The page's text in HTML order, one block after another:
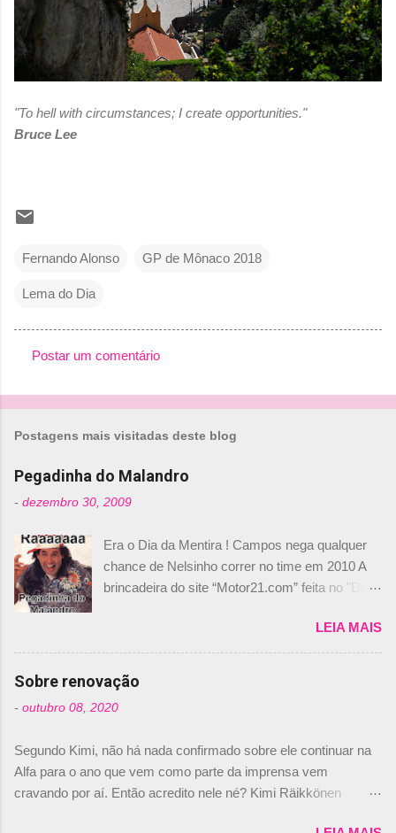
"To hell with circumstances; I create opportunities."
Bruce Lee
Fernando Alonso GP de Mônaco 2018
Lema do Dia
o
n
t
r
i
o
Postar um comentário
Postagens mais visitadas deste blog
Pegadinha do Malandro
- dezembro 30, 2009
Era o Dia da Mentira ! Campos nega qualquer
chance de Nelsinho correr no time em 2010 A
brincadeira do site “Motor21.com” feita no "Día
de abril –, afirmando que Nelson Piquet havia
comprado 15% das ações da Campos, dando,
com isso, um lugar no time a Nelsinho Piquet,
foi esclarecida de uma vez por todas por
Daniele Audetto, diretor da escuderia. O
não será o companheiro de Bruno Senna em
2010. "Na verdade, nós recebemos uma oferta
de Piquet", admitiu Audetto. “Mas depois de ter
LEIA MAIS
Sobre renovação
- outubro 08, 2020
Segundo Kimi, não há nada confirmado sobre ele continuar na
Alfa para o ano que vem como parte da imprensa vem
cravando por aí. Então acredito nele né? Kimi Räikkönen